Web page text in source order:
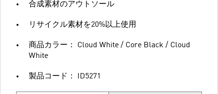
合成素材のアウトソール
リサイクル素材を20%以上使用
商品カラー： Cloud White / Core Black / Cloud
White
製品コード： ID5271